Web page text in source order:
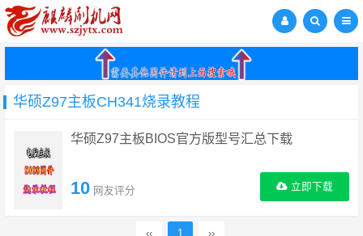
华硕Z97主板CH341烧录教程
华硕Z97主板BIOS官方版型号汇总下载
10 网友评分 立即下载